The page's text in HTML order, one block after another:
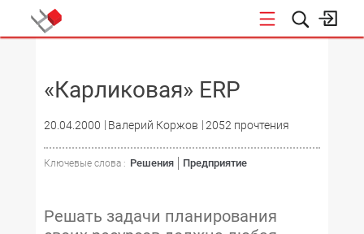
«Карликовая» ERP
20.04.2000 Валерий Коржов 2052 прочтения
Ключевые слова : Решения Предприятие
Решать задачи планирования